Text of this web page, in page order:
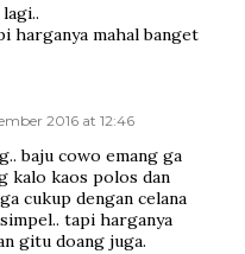
harganya mahal banget
2016 at 12:46
baju cowo emang ga
kalo kaos polos dan
cukup dengan celana
tapi harganya
gitu doang juga.